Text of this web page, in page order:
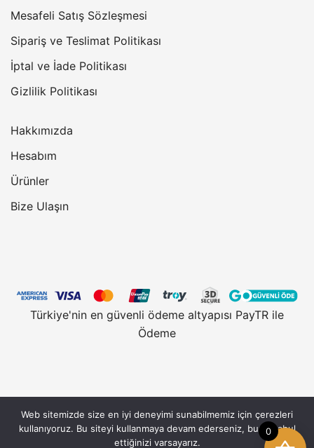
Mesafeli Satış Sözleşmesi
Sipariş ve Teslimat Politikası
İptal ve İade Politikası
Gizlilik Politikası
Hakkımızda
Hesabım
Ürünler
Bize Ulaşın
Türkiye'nin en güvenli ödeme altyapısı PayTR ile
Ödeme
Vantobe.com, güvenli alışveriş için 128 Bit SSL
Sertifikası kullanmaktadır. © 2026 Vantobe.com,
0
Web sitemizde size en iyi deneyimi sunabilmemiz için çerezleri
kullanıyoruz. Bu siteyi kullanmaya devam ederseniz, bunu kabul
ettiğinizi varsayarız.